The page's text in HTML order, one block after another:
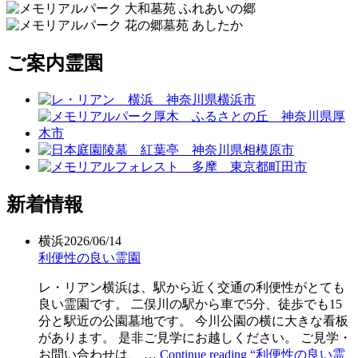
ご案内霊園
新着情報
横浜2026/06/14
利便性の良い霊園
レ・リアン横浜は、駅から近く交通の利便性がとても
良い霊園です。 二俣川の駅から車で5分、徒歩でも15
分と駅近の公園墓地です。 今川公園の横に大きな看板
があります。 是非ご見学にお越しください。 ご見学・
お問い合わせは、 … Continue reading “利便性の良い霊